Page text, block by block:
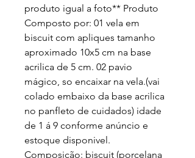
produto igual a foto** Produto
Composto por: 01 vela em
biscuit com apliques tamanho
aproximado 10x5 cm na base
acrilica de 5 cm. 02 pavio
mágico, so encaixar na vela.(vai
colado embaixo da base acrilica
no panfleto de cuidados) idade
de 1 á 9 conforme anúncio e
estoque disponivel.
Composição: biscuit (porcelana